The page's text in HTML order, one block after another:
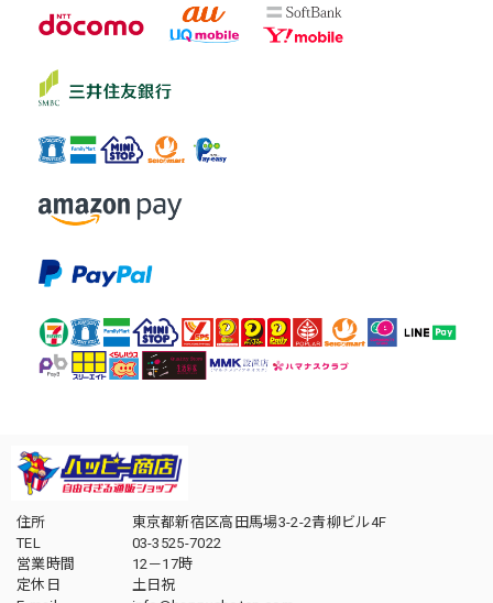
住所
東京都新宿区高田馬場3-2-2青柳ビル4F
TEL
03-3525-7022
営業時間
12－17時
定休日
土日祝